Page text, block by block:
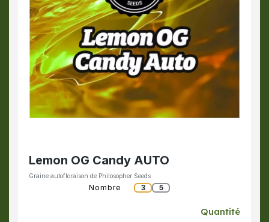
Lemon OG Candy AUTO
Graine autofloraison de Philosopher Seeds
Nombre 3 5
Quantité